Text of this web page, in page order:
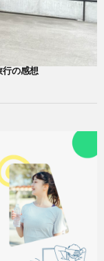
の感想